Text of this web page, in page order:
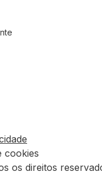
cookies
os direitos